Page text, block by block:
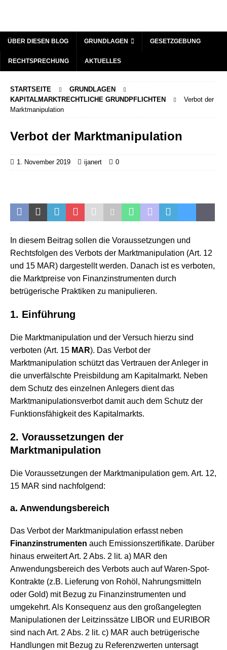
ÜBER DIESEN BLOG GRUNDLAGEN GESETZGEBUNG
RECHTSPRECHUNG AKTUELLES
STARTSEITE
GRUNDLAGEN
KAPITALMARKTRECHTLICHE GRUNDPFLICHTEN
Verbot der
Marktmanipulation
Verbot der Marktmanipulation
1. November 2019 ijanert 0
In diesem Beitrag sollen die Voraussetzungen und
Rechtsfolgen des Verbots der Marktmanipulation (Art. 12
und 15 MAR) dargestellt werden. Danach ist es verboten,
die Marktpreise von Finanzinstrumenten durch
betrügerische Praktiken zu manipulieren.
1. Einführung
Die Marktmanipulation und der Versuch hierzu sind
verboten (Art. 15 MAR). Das Verbot der
Marktmanipulation schützt das Vertrauen der Anleger in
die unverfälschte Preisbildung am Kapitalmarkt. Neben
dem Schutz des einzelnen Anlegers dient das
Marktmanipulationsverbot damit auch dem Schutz der
Funktionsfähigkeit des Kapitalmarkts.
2. Voraussetzungen der
Marktmanipulation
Die Voraussetzungen der Marktmanipulation gem. Art. 12,
15 MAR sind nachfolgend:
a. Anwendungsbereich
Das Verbot der Marktmanipulation erfasst neben
Finanzinstrumenten auch Emissionszertifikate. Darüber
hinaus erweitert Art. 2 Abs. 2 lit. a) MAR den
Anwendungsbereich des Verbots auch auf Waren-Spot-
Kontrakte (z.B. Lieferung von Rohöl, Nahrungsmitteln
oder Gold) mit Bezug zu Finanzinstrumenten und
umgekehrt. Als Konsequenz aus den großangelegten
Manipulationen der Leitzinssätze LIBOR und EURIBOR
sind nach Art. 2 Abs. 2 lit. c) MAR auch betrügerische
Handlungen mit Bezug zu Referenzwerten untersagt